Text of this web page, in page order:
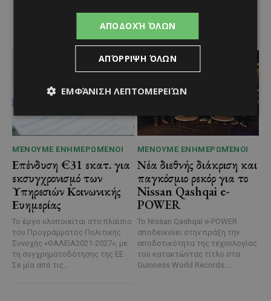
ΜΈΝΟΥΜΕ ΕΝΗΜΕΡΩΜΈΝΟΙ
Επένδυση €31 εκατ. για
εκσυγχρονισμό των
Υπηρεσιών Κοινωνικής
Ευημερίας
Το έργο υλοποιείται στο πλαίσιο
του Προγράμματος Πολιτικής
Συνοχής «ΘΑΛΕΙΑ2021-2027», με
τη συγχρηματοδότησης της ΕΕ
Σε μία από τις...
ΜΈΝΟΥΜΕ ΕΝΗΜΕΡΩΜΈΝΟΙ
Νέα διεθνής διάκριση και
παγκόσμιο ρεκόρ για το
Nissan Qashqai e-
POWER
Το Nissan Qashqai e-POWER
αποδεικνύει στην πράξη την
αποδοτικότητα της τεχνολογίας
του κατακτώντας τίτλο στα
Guinness World Records....
ΑΠΟΔΟΧΉ ΌΛΩΝ
ΑΠΌΡΡΙΨΗ ΌΛΩΝ
ΕΜΦΆΝΙΣΗ ΛΕΠΤΟΜΕΡΕΙΏΝ